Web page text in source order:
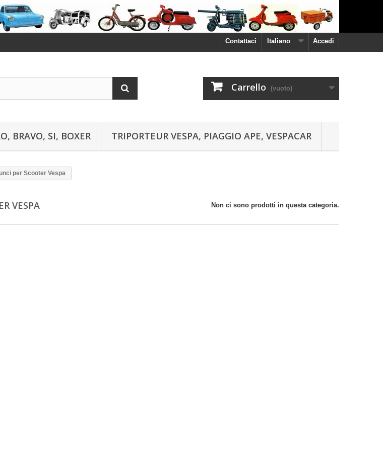
Accedi
Italiano
Contattaci
Carrello (vuoto)
BRAVO, SI, BOXER TRIPORTEUR VESPA, PIAGGIO APE, VESPACAR
per Scooter Vespa
VESPA Non ci sono prodotti in questa categoria.